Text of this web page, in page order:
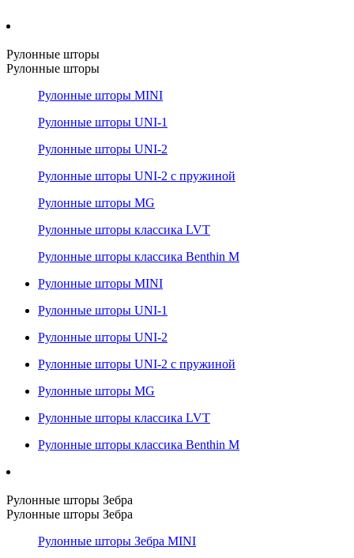
Рулонные шторы
Рулонные шторы
Рулонные шторы MINI
Рулонные шторы UNI-1
Рулонные шторы UNI-2
Рулонные шторы UNI-2 с пружиной
Рулонные шторы MG
Рулонные шторы классика LVT
Рулонные шторы классика Benthin M
Рулонные шторы MINI
Рулонные шторы UNI-1
Рулонные шторы UNI-2
Рулонные шторы UNI-2 с пружиной
Рулонные шторы MG
Рулонные шторы классика LVT
Рулонные шторы классика Benthin M
Рулонные шторы Зебра
Рулонные шторы Зебра
Рулонные шторы Зебра MINI